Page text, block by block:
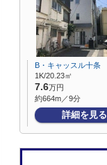
B・キャッスル十条
1K/20.23㎡
7.6万円
約664m／9分
詳細を見る